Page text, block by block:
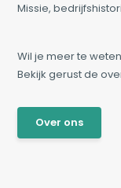
Missie,
Wil je meer te
Bekijk gerust de
Over ons